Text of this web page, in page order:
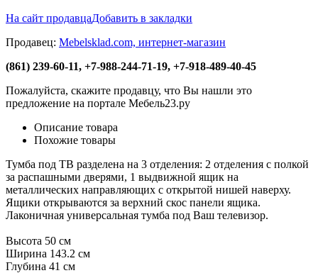
На сайт продавцаДобавить в закладки
Продавец: Mebelsklad.com, интернет-магазин
(861) 239-60-11, +7-988-244-71-19, +7-918-489-40-45
Пожалуйста, скажите продавцу, что Вы нашли это
предложение на портале Мебель23.ру
Описание товара
Похожие товары
Тумба под ТВ разделена на 3 отделения: 2 отделения с полкой
за распашными дверями, 1 выдвижной ящик на
металлических направляющих с открытой нишей наверху.
Ящики открываются за верхний скос панели ящика.
Лаконичная универсальная тумба под Ваш телевизор.
Высота 50 см
Ширина 143.2 см
Глубина 41 см